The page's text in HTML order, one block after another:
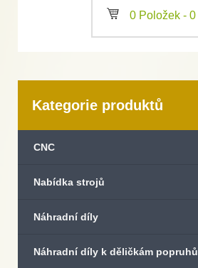
a 0 Položek - 0
Kategorie produktů
CNC
Nabídka strojů
Náhradní díly
Náhradní díly k děličkám popruhů